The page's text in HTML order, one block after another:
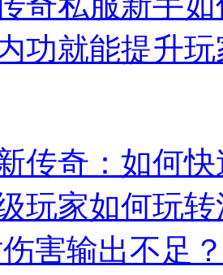
功就能提升
传奇：如何
玩家如何玩
害输出不足